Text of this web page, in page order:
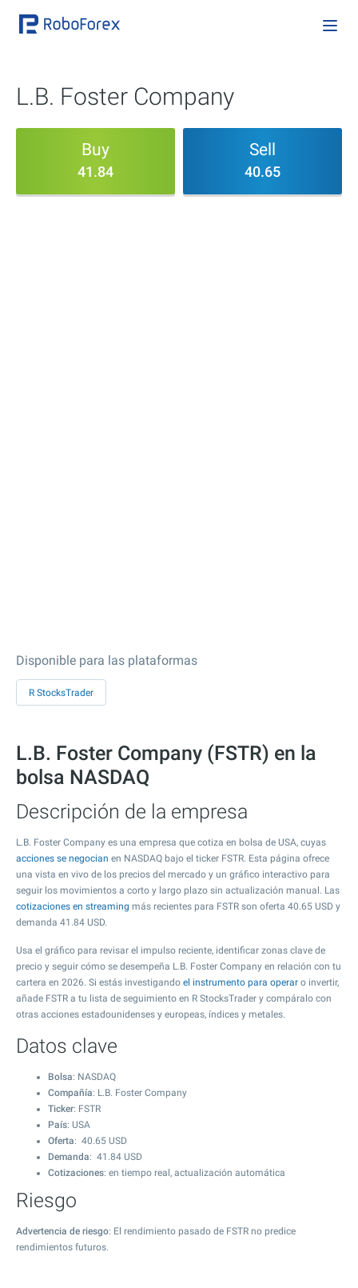
L.B. Foster Company
Buy
41.84
Sell
40.65
Disponible para las plataformas
R StocksTrader
L.B. Foster Company (FSTR) en la
bolsa NASDAQ
Descripción de la empresa
L.B. Foster Company es una empresa que cotiza en bolsa de USA, cuyas
acciones se negocian en NASDAQ bajo el ticker FSTR. Esta página ofrece
una vista en vivo de los precios del mercado y un gráfico interactivo para
seguir los movimientos a corto y largo plazo sin actualización manual. Las
cotizaciones en streaming más recientes para FSTR son oferta 40.65 USD y
demanda 41.84 USD.
Usa el gráfico para revisar el impulso reciente, identificar zonas clave de
precio y seguir cómo se desempeña L.B. Foster Company en relación con tu
cartera en 2026. Si estás investigando el instrumento para operar o invertir,
añade FSTR a tu lista de seguimiento en R StocksTrader y compáralo con
otras acciones estadounidenses y europeas, índices y metales.
Datos clave
Bolsa: NASDAQ
Compañía: L.B. Foster Company
Ticker: FSTR
País: USA
Oferta: 40.65 USD
Demanda: 41.84 USD
Cotizaciones: en tiempo real, actualización automática
Riesgo
Advertencia de riesgo: El rendimiento pasado de FSTR no predice
rendimientos futuros.